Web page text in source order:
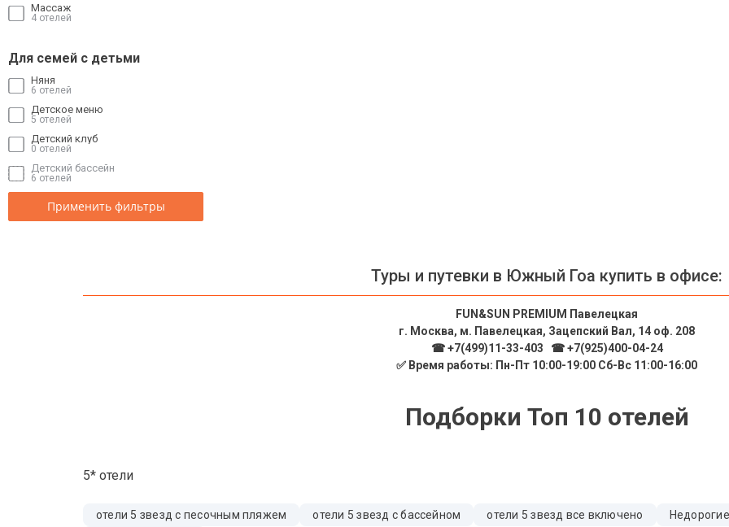
Массаж
4 отелей
Для семей с детьми
Няня
6 отелей
Детское меню
5 отелей
Детский клуб
0 отелей
Детский бассейн
6 отелей
Применить фильтры
Туры и путевки в Южный Гоа купить в офисе:
FUN&SUN PREMIUM Павелецкая
г. Москва, м. Павелецкая, Зацепский Вал, 14 оф. 208
☎ +7(499)11-33-403
☎ +7(925)400-04-24
✅ Время работы: Пн-Пт 10:00-19:00 Сб-Вс 11:00-16:00
Подборки Топ 10 отелей
5* отели
отели 5 звезд с песочным пляжем отели 5 звезд с бассейном отели 5 звезд все включено